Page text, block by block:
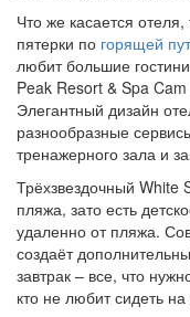
Что же касается
пятерки по горящей
любит большие
Peak Resort & Spa
Элегантный дизайн
разнообразные
тренажерного зала и
Трёхзвездочный White
пляжа, зато есть
удаленно от пляжа.
создаёт
завтрак – все, что
кто не любит сидеть